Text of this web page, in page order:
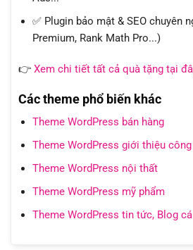
✅ Plugin bảo mật & SEO chuyên
Premium, Rank Math Pro...)
👉 Xem chi tiết tất cả quà tặng tại
Các theme phổ biến khác
Theme WordPress bán hàng
Theme WordPress giới thiệu
Theme WordPress nội thất
Theme WordPress mỹ phẩm
Theme WordPress tin tức, Blog